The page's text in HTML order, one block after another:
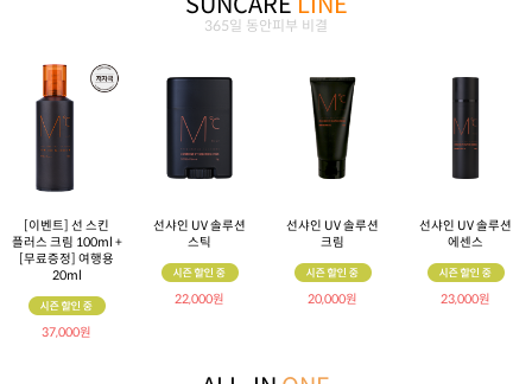
365일 동안피부 비결
[이벤트] 선 스킨
플러스 크림 100ml +
[무료증정] 여행용
20ml
37,000원
선샤인 UV 솔루션
스틱
22,000원
선샤인 UV 솔루션
크림
20,000원
선샤인 UV 솔루션
에센스
23,000원